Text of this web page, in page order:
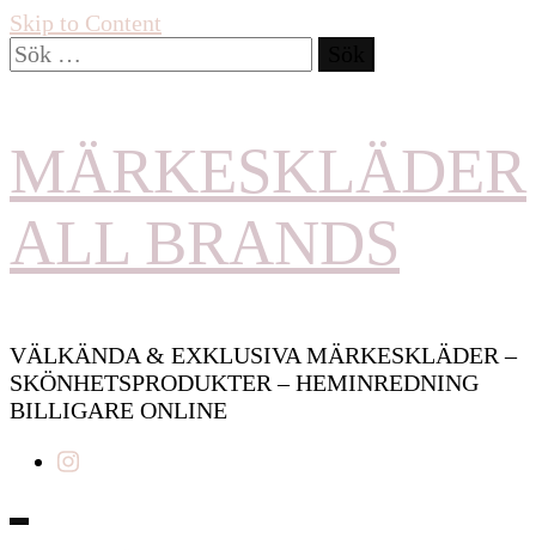
Skip to Content
Sök
efter:
MÄRKESKLÄDER
ALL BRANDS
VÄLKÄNDA & EXKLUSIVA MÄRKESKLÄDER –
SKÖNHETSPRODUKTER – HEMINREDNING
BILLIGARE ONLINE